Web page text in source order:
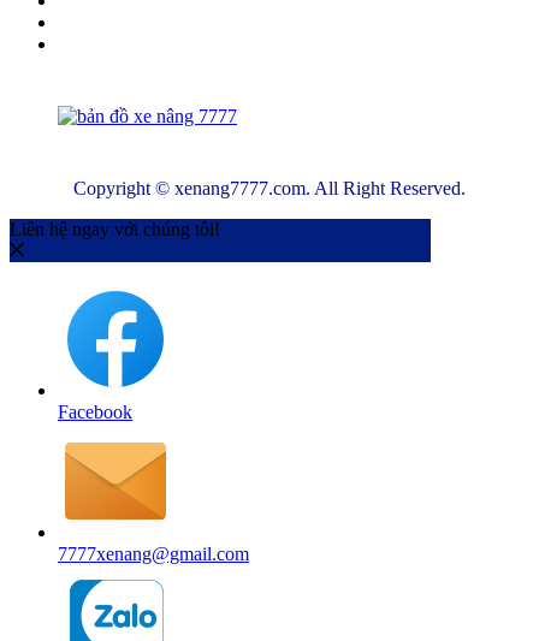
Copyright © xenang7777.com. All Right Reserved.
Liên hệ ngay với chúng tôi!
Facebook
7777xenang@gmail.com